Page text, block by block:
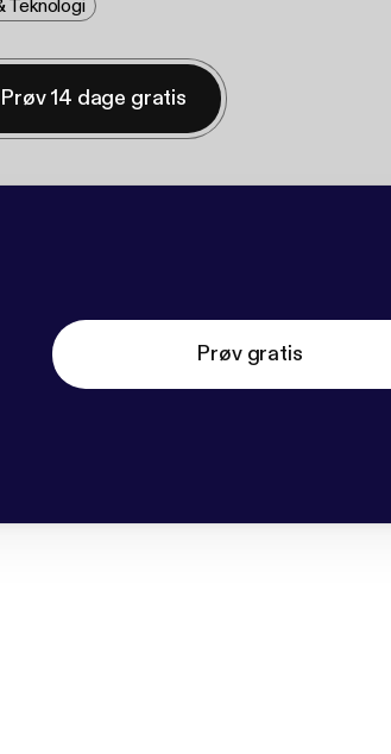
Teknologi
Prøv 14 dage gratis
Prøv gratis
this podcast: